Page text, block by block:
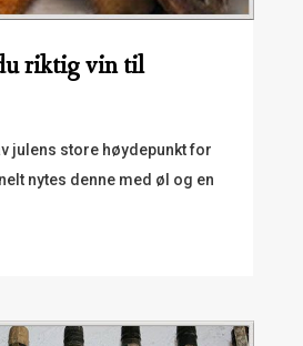
riktig vin til
julens store høydepunkt for
nytes denne med øl og en